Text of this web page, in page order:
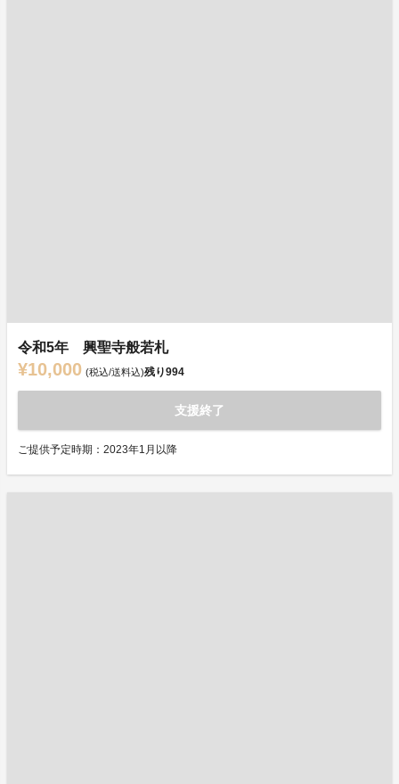
令和5年 興聖寺般若札
¥10,000 (税込/送料込)残り994
支援終了
ご提供予定時期：2023年1月以降